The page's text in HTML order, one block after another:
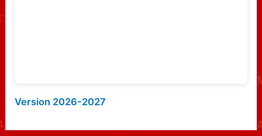
Version 2026-2027